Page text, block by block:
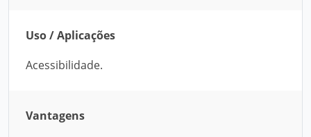
Uso / Aplicações
Acessibilidade.
Vantagens